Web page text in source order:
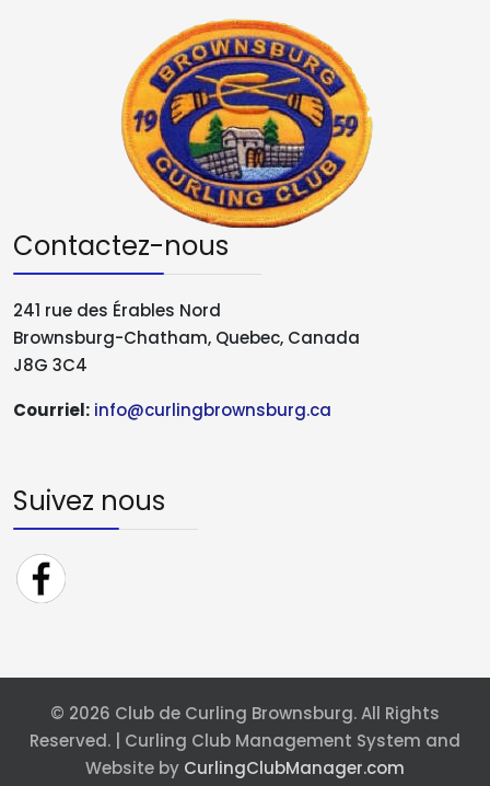
Contactez-nous
241 rue des Érables Nord
Brownsburg-Chatham, Quebec, Canada
J8G 3C4
Courriel: info@curlingbrownsburg.ca
Suivez nous
© 2026 Club de Curling Brownsburg. All Rights
Reserved. | Curling Club Management System and
Website by CurlingClubManager.com